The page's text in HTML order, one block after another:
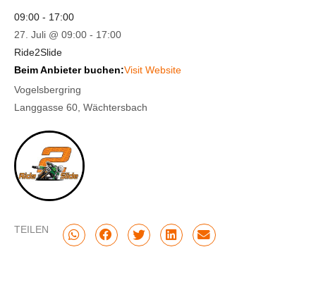
09:00 - 17:00
27. Juli @ 09:00 - 17:00
Ride2Slide
Beim Anbieter buchen:Visit Website
Vogelsbergring
Langgasse 60, Wächtersbach
TEILEN